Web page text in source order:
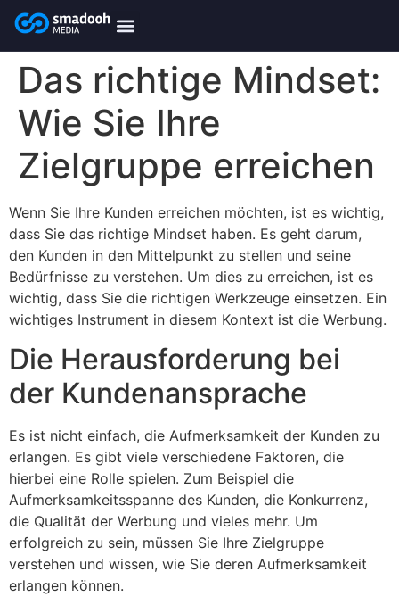
content
Das richtige Mindset:
Wie Sie Ihre
Zielgruppe erreichen
Wenn Sie Ihre Kunden erreichen möchten, ist es wichtig,
dass Sie das richtige Mindset haben. Es geht darum,
den Kunden in den Mittelpunkt zu stellen und seine
Bedürfnisse zu verstehen. Um dies zu erreichen, ist es
wichtig, dass Sie die richtigen Werkzeuge einsetzen. Ein
wichtiges Instrument in diesem Kontext ist die Werbung.
Die Herausforderung bei
der Kundenansprache
Es ist nicht einfach, die Aufmerksamkeit der Kunden zu
erlangen. Es gibt viele verschiedene Faktoren, die
hierbei eine Rolle spielen. Zum Beispiel die
Aufmerksamkeitsspanne des Kunden, die Konkurrenz,
die Qualität der Werbung und vieles mehr. Um
erfolgreich zu sein, müssen Sie Ihre Zielgruppe
verstehen und wissen, wie Sie deren Aufmerksamkeit
erlangen können.